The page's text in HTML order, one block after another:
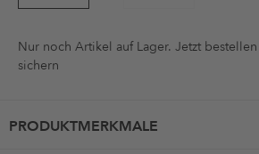
Nur noch Artikel auf Lager. Jetzt
sichern
PRODUKTMERKMALE